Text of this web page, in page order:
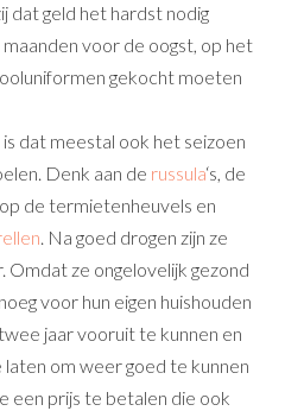
dat geld het hardst nodig
voor de oogst, op het
gekocht moeten
dat meestal ook het seizoen
Denk aan de russula‘s, de
op de termietenheuvels en
. Na goed drogen zijn ze
Omdat ze ongelovelijk gezond
voor hun eigen huishouden
jaar vooruit te kunnen en
om weer goed te kunnen
een prijs te betalen die ook